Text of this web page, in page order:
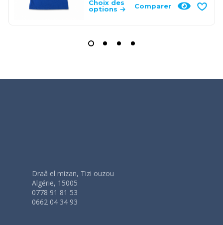
Choix des
options
Comparer
Draâ el mizan, Tizi ouzou
Algérie, 15005
0778 91 81 53
0662 04 34 93